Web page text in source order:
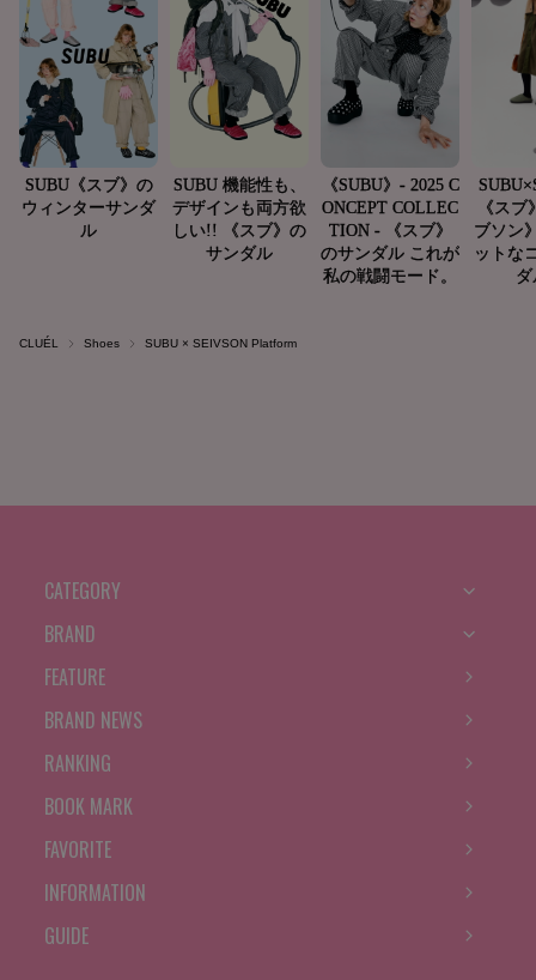
CLUÉL Shoes SUBU × SEIVSON Platform
CATEGORY
BRAND
FEATURE
BRAND NEWS
RANKING
BOOK MARK
FAVORITE
INFORMATION
GUIDE